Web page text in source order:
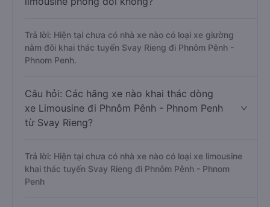
Trả lời: Hiện tại chưa có nhà xe nào có loại xe giường
nằm đôi khai thác tuyến Svay Rieng đi Phnôm Pênh -
Phnom Penh.
Câu hỏi: Các hãng xe nào khai thác dòng
xe Limousine đi Phnôm Pênh - Phnom Penh
từ Svay Rieng?
Trả lời: Hiện tại chưa có nhà xe nào có loại xe limousine
khai thác tuyến Svay Rieng đi Phnôm Pênh - Phnom
Penh